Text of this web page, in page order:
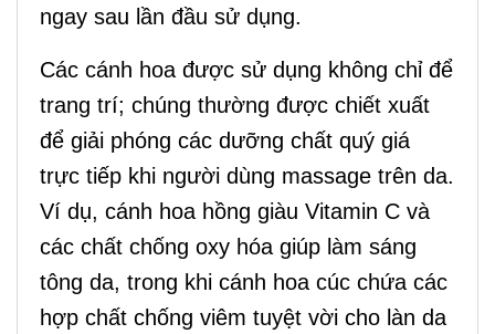
ngay sau lần đầu sử dụng.
Các cánh hoa được sử dụng không chỉ để
trang trí; chúng thường được chiết xuất
để giải phóng các dưỡng chất quý giá
trực tiếp khi người dùng massage trên da.
Ví dụ, cánh hoa hồng giàu Vitamin C và
các chất chống oxy hóa giúp làm sáng
tông da, trong khi cánh hoa cúc chứa các
hợp chất chống viêm tuyệt vời cho làn da